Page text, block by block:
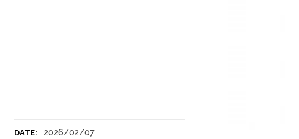
DATE: 2026/02/07